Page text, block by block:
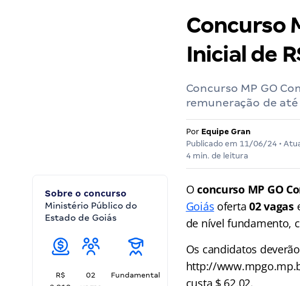
Concurso
Inicial de
Concurso MP GO
remuneração de até
Por Equipe Gran
Publicado em 11/06/24•
4 min. de leitura
Sobre o concurso
Ministério Público do
Estado de Goiás
R$
02
Fundamental
Oconcurso MP GO
Goiás oferta02 vagas
de nível fundamento,
Os candidatos
http://
custa $ 62,02.